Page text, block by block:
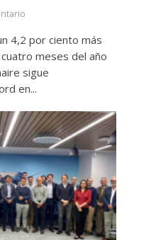
4,2 por ciento más
meses del año
sigue
en...